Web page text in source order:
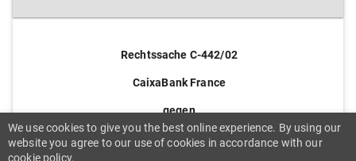
Rechtssache C-442/02
CaixaBank France
gegen
Ministère de l'Économie, des Finances et de
We use cookies to give you the best online experience. By using our
website you agree to our use of cookies in accordance with our
cookie policy.